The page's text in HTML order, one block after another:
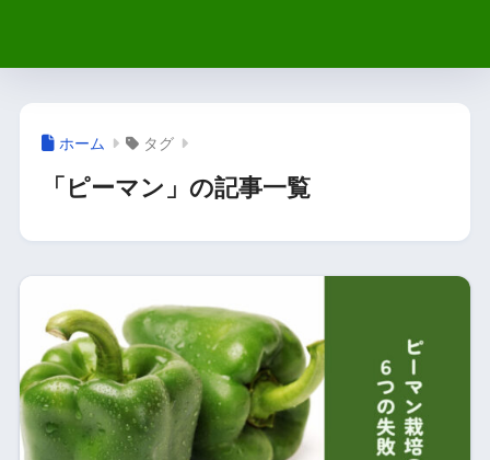
ホーム タグ
「ピーマン」の記事一覧